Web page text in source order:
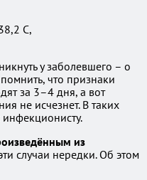
C,
у заболевшего – о
что признаки
за 3–4 дня, а вот
не исчезнет. В таких
из
случаи нередки. Об этом